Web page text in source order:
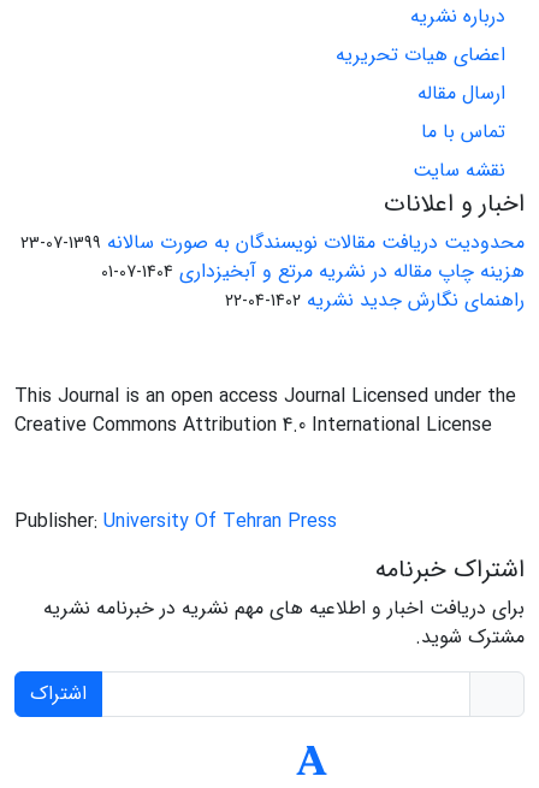
درباره نشریه
اعضای هیات تحریریه
ارسال مقاله
تماس با ما
نقشه سایت
اخبار و اعلانات
محدودیت دریافت مقالات نویسندگان به صورت سالانه 1399-07-23
هزینه چاپ مقاله در نشریه مرتع و آبخیزداری 1404-07-01
راهنمای نگارش جدید نشریه 1402-04-22
This Journal is an open access Journal Licensed under the
Creative Commons Attribution 4.0 International License
Publisher: University Of Tehran Press
اشتراک خبرنامه
برای دریافت اخبار و اطلاعیه های مهم نشریه در خبرنامه نشریه
مشترک شوید.
اشتراک